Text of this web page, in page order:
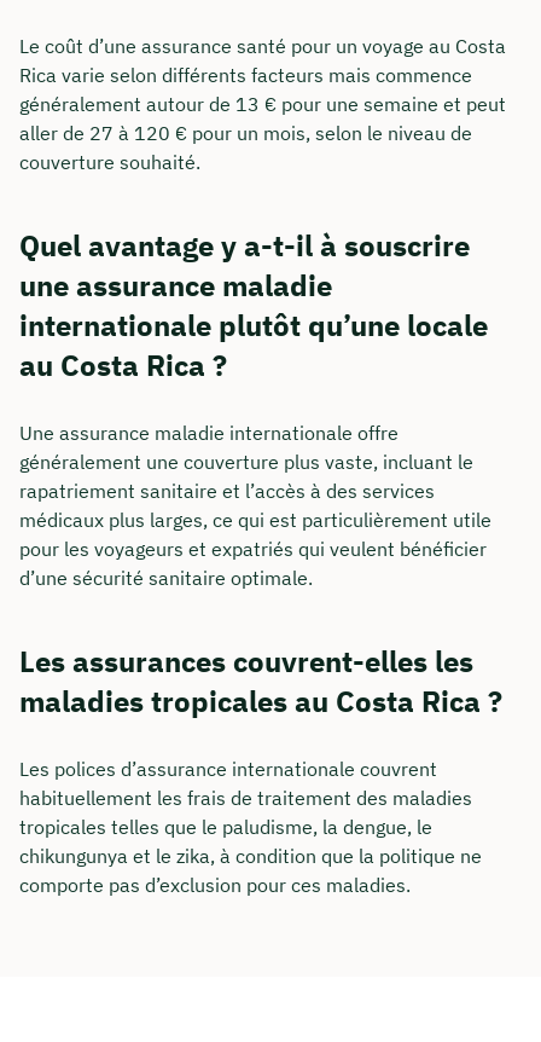
Le coût d’une assurance santé pour un voyage au Costa
Rica varie selon différents facteurs mais commence
généralement autour de 13 € pour une semaine et peut
aller de 27 à 120 € pour un mois, selon le niveau de
couverture souhaité.
Quel avantage y a-t-il à souscrire
une assurance maladie
internationale plutôt qu’une locale
au Costa Rica ?
Une assurance maladie internationale offre
généralement une couverture plus vaste, incluant le
rapatriement sanitaire et l’accès à des services
médicaux plus larges, ce qui est particulièrement utile
pour les voyageurs et expatriés qui veulent bénéficier
d’une sécurité sanitaire optimale.
Les assurances couvrent-elles les
maladies tropicales au Costa Rica ?
Les polices d’assurance internationale couvrent
habituellement les frais de traitement des maladies
tropicales telles que le paludisme, la dengue, le
chikungunya et le zika, à condition que la politique ne
comporte pas d’exclusion pour ces maladies.